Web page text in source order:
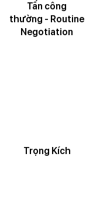
Tấn công
thường - Routine
Negotiation
Trọng Kích